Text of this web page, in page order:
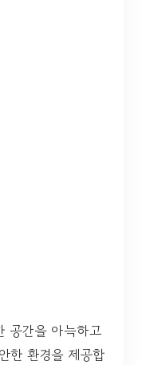
공간을 아늑하고
한 환경을 제공합